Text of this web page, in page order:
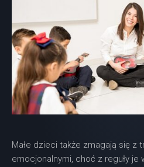
Małe dzieci także zmagają się z
emocjonalnymi, choć z reguły je